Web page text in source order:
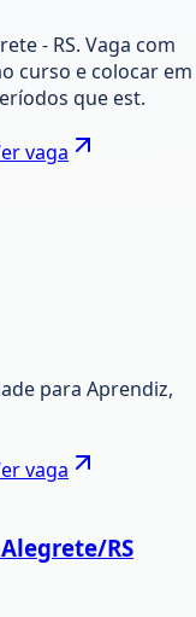
- RS. Vaga com
curso e colocar em
que est.
vaga
para Aprendiz,
vaga
RS